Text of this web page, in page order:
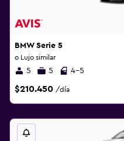
BMW Serie 5
o Lujo similar
5 5 4-5
$210.450 /día